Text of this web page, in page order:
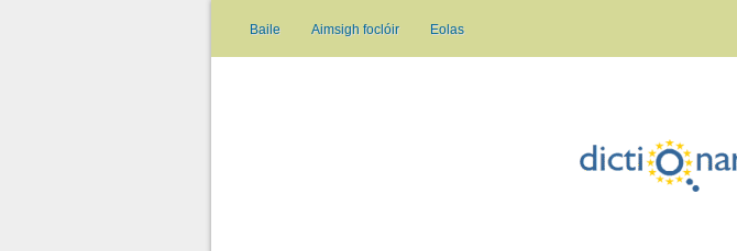
Baile Aimsigh foclóir Eolas